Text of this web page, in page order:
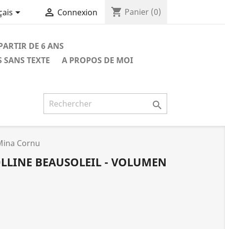
  Connexion shopping_cart Panier (0)
DE 6 ANS
TEXTE
A PROPOS DE MOI

Cornu
BEAUSOLEIL - VOLUMEN